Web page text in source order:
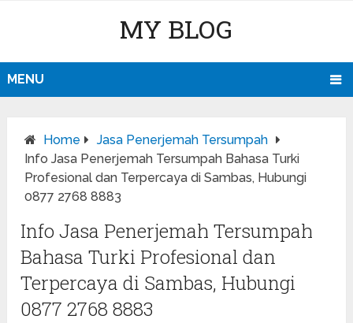
MY BLOG
MENU
Home
Jasa Penerjemah Tersumpah
Info Jasa Penerjemah Tersumpah Bahasa Turki
Profesional dan Terpercaya di Sambas, Hubungi
0877 2768 8883
Info Jasa Penerjemah Tersumpah
Bahasa Turki Profesional dan
Terpercaya di Sambas, Hubungi
0877 2768 8883